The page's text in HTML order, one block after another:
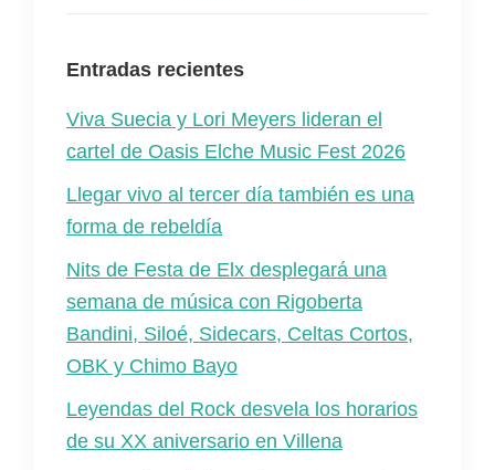
Entradas recientes
Viva Suecia y Lori Meyers lideran el
cartel de Oasis Elche Music Fest 2026
Llegar vivo al tercer día también es una
forma de rebeldía
Nits de Festa de Elx desplegará una
semana de música con Rigoberta
Bandini, Siloé, Sidecars, Celtas Cortos,
OBK y Chimo Bayo
Leyendas del Rock desvela los horarios
de su XX aniversario en Villena